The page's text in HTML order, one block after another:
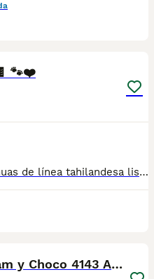
🐾❤️
Disponibles preciosos chihuahuas de línea tahilandesa listos para ir a su nuevo hogar llenos de energía y cariño para dar.Se entregan con cartilla de vacunacion y desparacion correspondiente a su edad. Todos nuestros cachorros estan criados en ambiente familiar con mucho amor y mucha dedicación.
Chihuahua Hembra de Pam y Choco 4143 AQUANATURA